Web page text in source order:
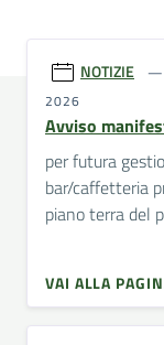
NOTIZIE
2026
Avviso
per futura
bar/caffetteria
piano terra del
VAI ALLA